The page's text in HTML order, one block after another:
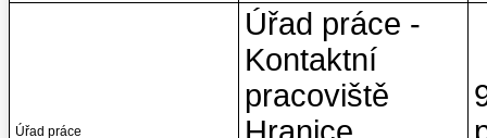
Úřad práce
Úřad práce -
Kontaktní
pracoviště